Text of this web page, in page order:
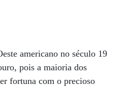
americano no século 19
pois a maioria dos
fortuna com o precioso